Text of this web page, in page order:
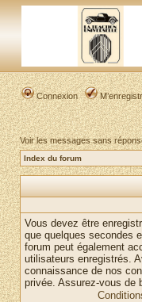
Connexion
Voir les messages sans
Index du forum
Vous devez être
que quelques secondes
forum peut également
utilisateurs enregistrés.
connaissance de nos
privée. Assurez-vous de